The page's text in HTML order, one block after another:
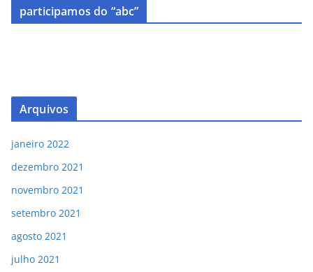
participamos do “abc”
Arquivos
janeiro 2022
dezembro 2021
novembro 2021
setembro 2021
agosto 2021
julho 2021